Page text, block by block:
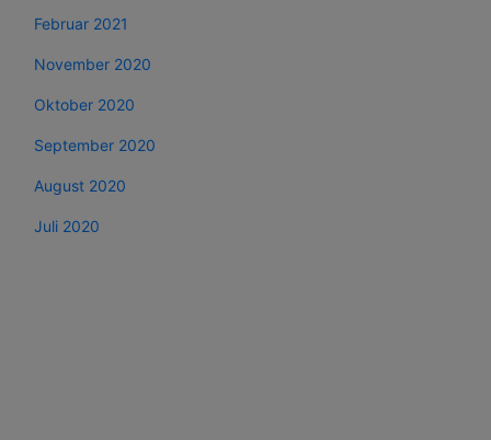
Februar 2021
November 2020
Oktober 2020
September 2020
August 2020
Juli 2020